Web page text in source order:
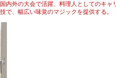
内外の大会で活躍、料理人としてのキャ
で、幅広い味覚のマジックを提供する。